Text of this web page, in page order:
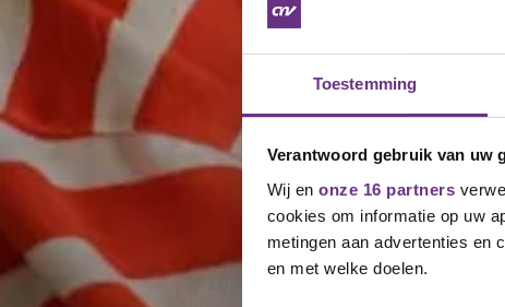
Toestemming
Verantwoord gebruik van uw
Wij en onze 16 partners
cookies om informatie op uw
metingen aan advertenties en
en met welke doelen.